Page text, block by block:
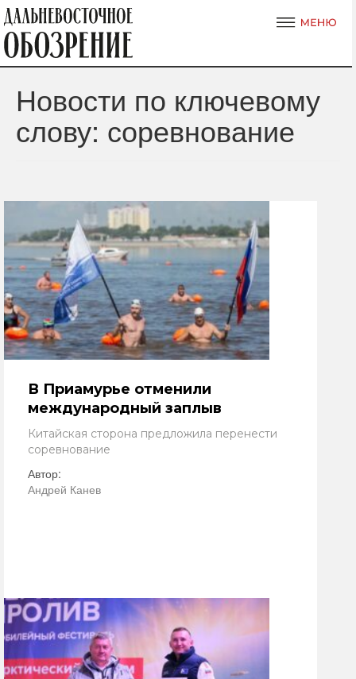
Новости по ключевому
слову: соревнование
В Приамурье отменили
международный заплыв
Китайская сторона предложила перенести
соревнование
Автор:
Андрей Канев